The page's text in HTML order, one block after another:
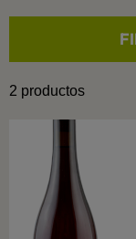
Precio
Añada
2023
1
2 productos